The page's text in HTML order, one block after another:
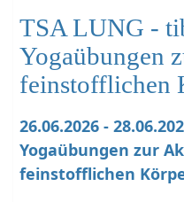
TSA LUNG -
Yogaübungen
feinstofflichen
26.06.2026 -
Yogaübungen zur
feinstofflichen